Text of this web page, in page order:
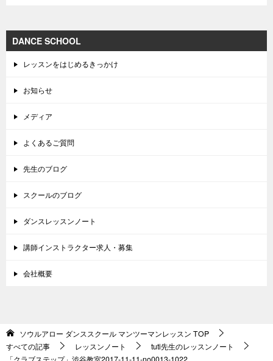
DANCE SCHOOL
レッスンをはじめるきっかけ
お知らせ
メディア
よくあるご質問
先生のブログ
スクールのブログ
ダンスレッスンノート
講師インストラクター求人・募集
会社概要
ソウルアロー ダンススクール マンツーマンレッスン TOP
すべての記事
レッスンノート
tuti先生のレッスンノート
「クラブステップ」渋谷教室2017-11-11-no0013-1022